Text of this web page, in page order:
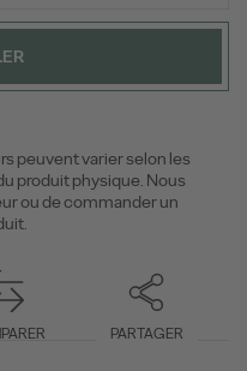
peuvent varier selon les
produit physique. Nous
ou de commander un
PARTAGER